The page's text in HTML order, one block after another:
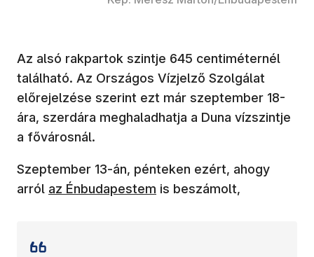
Az alsó rakpartok szintje 645 centiméternél
található. Az Országos Vízjelző Szolgálat
előrejelzése szerint ezt már szeptember 18-
ára, szerdára meghaladhatja a Duna vízszintje
a fővárosnál.
Szeptember 13-án, pénteken ezért, ahogy
arról (új ablakban nyílik meg)
az Énbudapestem is beszámolt,